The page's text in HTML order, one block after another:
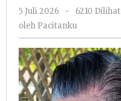
5 Juli 2026
oleh
Pacitanku
-
6210 Dilihat
oleh Pacitanku